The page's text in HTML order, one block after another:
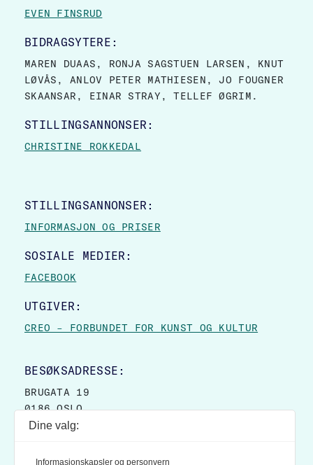
EVEN FINSRUD
BIDRAGSYTERE:
MAREN DUAAS, RONJA SAGSTUEN LARSEN, KNUT
LØVÅS, ANLOV PETER MATHIESEN, JO FOUGNER
SKAANSAR, EINAR STRAY, TELLEF ØGRIM.
STILLINGSANNONSER:
CHRISTINE ROKKEDAL
STILLINGSANNONSER:
INFORMASJON OG PRISER
SOSIALE MEDIER:
FACEBOOK
UTGIVER:
CREO – FORBUNDET FOR KUNST OG KULTUR
BESØKSADRESSE:
BRUGATA 19
0186 OSLO
POSTBOKS 9007 GRØNLAND
Dine valg:
Informasjonskapsler og personvern